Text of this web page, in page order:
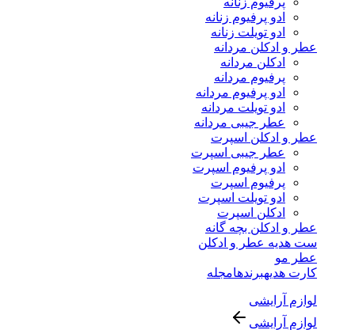
ادو پرفیوم زنانه
ادو تویلت زنانه
عطر و ادکلن مردانه
ادکلن مردانه
پرفیوم مردانه
ادو پرفیوم مردانه
ادو تویلت مردانه
عطر جیبی مردانه
عطر و ادکلن اسپرت
عطر جیبی اسپرت
ادو پرفیوم اسپرت
پرفیوم اسپرت
ادو تویلت اسپرت
ادکلن اسپرت
عطر و ادکلن بچه گانه
ست هدیه عطر و ادکلن
عطر مو
کارت هدیهبرندهامجله
لوازم آرایشی
لوازم آرایشی